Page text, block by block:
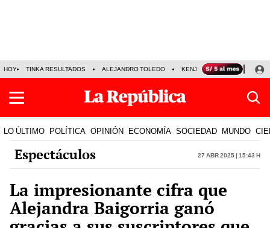
HOY TINKA RESULTADOS ALEJANDRO TOLEDO KENJI FUJIMORI
LO ÚLTIMO POLÍTICA OPINIÓN ECONOMÍA SOCIEDAD MUNDO
Espectáculos 27 Abr 2025 | 15:43 h
La impresionante cifra que
Alejandra Baigorria ganó